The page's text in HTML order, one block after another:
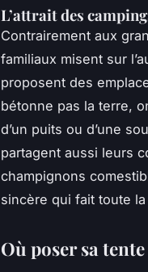
L’attrait des
Contrairement aux
familiaux misent sur
proposent des
bétonne pas la terre,
d’un puits ou d’une
partagent aussi leurs
champignons
sincère qui fait toute
Où poser sa